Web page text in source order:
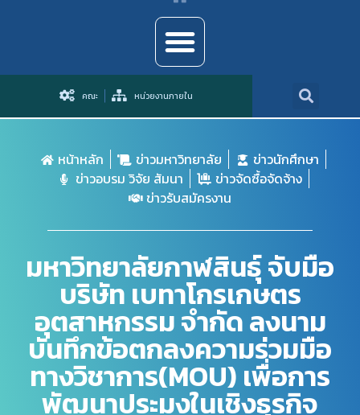
คณะ หน่วยงานภายใน
หน้าหลัก ข่าวมหาวิทยาลัย
ข่าวนักศึกษา
ข่าวอบรม วิจัย สัมนา
ข่าวจัดซื้อจัดจ้าง
ข่าวรับสมัครงาน
มหาวิทยาลัยกาฬสินธุ์ จับมือ
บริษัท เบทาโกรเกษตร
อุตสาหกรรม จำกัด ลงนาม
บันทึกข้อตกลงความร่วมมือ
ทางวิชาการ(MOU) เพื่อการ
พัฒนาประมงในเชิงธุรกิจ